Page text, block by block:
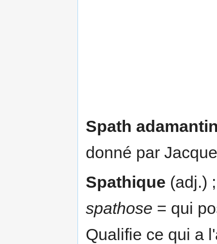
Spath
donné par
Spathique (adj.)
spathose = qui
Qualifie ce qui a